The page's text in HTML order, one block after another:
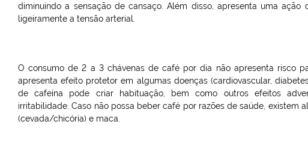
diminuindo a sensação de cansaço. Além disso, apresenta uma ação
ligeiramente a tensão arterial.
O consumo de 2 a 3 chávenas de café por dia não apresenta risco
apresenta efeito protetor em algumas doenças (cardiovascular,
de cafeína pode criar habituação, bem como outros efeitos
irritabilidade. Caso não possa beber café por razões de saúde, existem
(cevada/chicória) e maca.